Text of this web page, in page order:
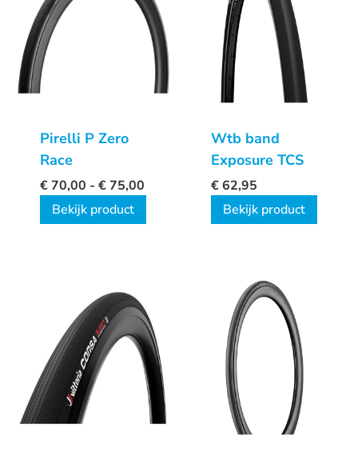
Pirelli P Zero
Race
€70,00 - €75,00
Bekijk product
Wtb band
Exposure TCS
€62,95
Bekijk product